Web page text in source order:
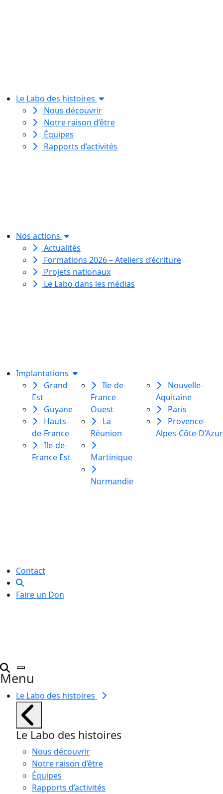
Le Labo des histoires
Nous découvrir
Notre raison d’être
Équipes
Rapports d’activités
Nos actions
Actualités
Formations 2026 – Ateliers d’écriture
Projets nationaux
Le Labo dans les médias
Implantations
Grand
Est
Guyane
Hauts-
de-France
Ile-de-
France Est
Ile-de-
France
Ouest
La
Réunion
Martinique
Normandie
Nouvelle-
Aquitaine
Paris
Provence-
Alpes-Côte-D’Azur
Contact
Faire un Don
Menu
Le Labo des histoires
Le Labo des histoires
Nous découvrir
Notre raison d’être
Équipes
Rapports d’activités